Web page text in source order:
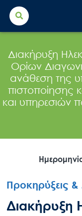
Search
for:
Διακήρυξη
Ορίων
ανάθεση της
πιστοποίησης
και υπηρεσιών
Προκηρύξεις &
Διακήρυξη